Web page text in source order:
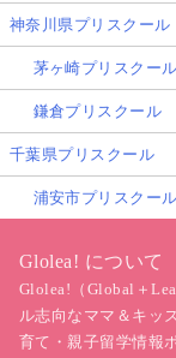
神奈川県プリスクール
茅ヶ崎プリスクール
鎌倉プリスクール
千葉県プリスクール
浦安市プリスクール
Glolea! について
Glolea!（Global＋
ル志向なママ＆キッ
育て・親子留学情報